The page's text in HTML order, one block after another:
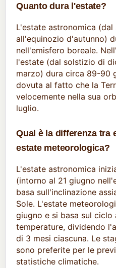
Quanto dura l'estate?
L'estate astronomica
all'equinozio d'autunno)
nell'emisfero boreale.
l'estate (dal solstizio di
marzo) dura circa 89-90
dovuta al fatto che la
velocemente nella sua
luglio.
Qual è la differenza tra
estate meteorologica?
L'estate astronomica
(intorno al 21 giugno
basa sull'inclinazione
Sole. L'estate
giugno e si basa sul ciclo
temperature, dividendo
di 3 mesi ciascuna. Le
sono preferite per le
statistiche climatiche.